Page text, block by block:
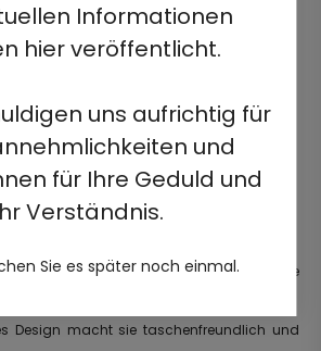
Informationen
hier veröffentlicht.
uns aufrichtig für
und
für Ihre Geduld und
Verständnis.
Sie es später noch einmal.
vorgefüllte elektrische Einweg-Zigarette
zu 2500 Zügen.
Design macht sie taschenfreundlich und